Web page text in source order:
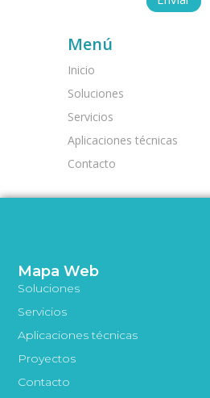
Menú
Inicio
Soluciones
Servicios
Aplicaciones técnicas
Contacto
Mapa Web
Soluciones
Servicios
Aplicaciones técnicas
Proyectos
Contacto